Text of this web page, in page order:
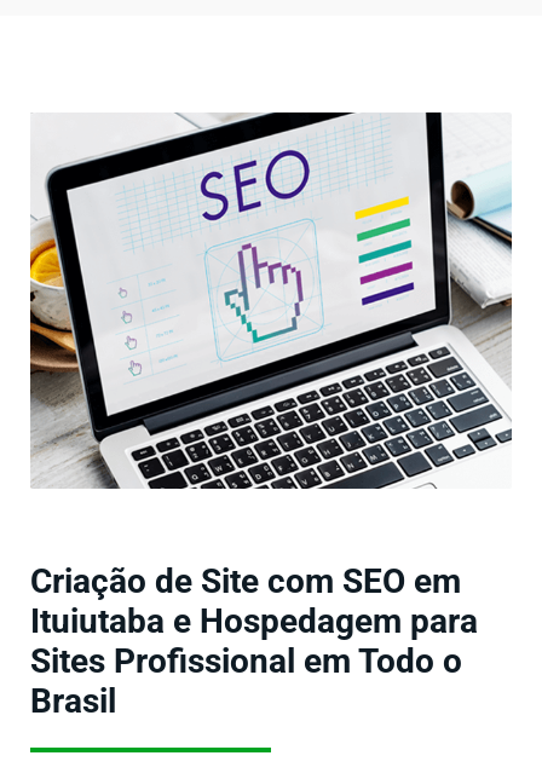
Criação de Site com SEO em
Ituiutaba e Hospedagem para
Sites Profissional em Todo o
Brasil